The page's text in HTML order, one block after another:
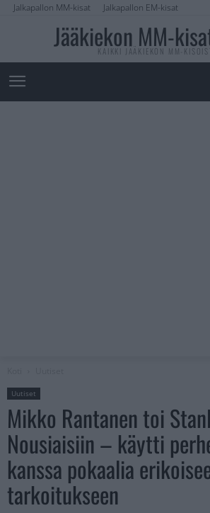
Jalkapallon MM-kisat Jalkapallon EM-kisat
Jääkiekon MM-
KAIKKI JÄÄKIEKON MM-
Uutiset
Mikko Rantanen toi
Nousiaisiin – käytti
kanssa pokaalia
tarkoitukseen